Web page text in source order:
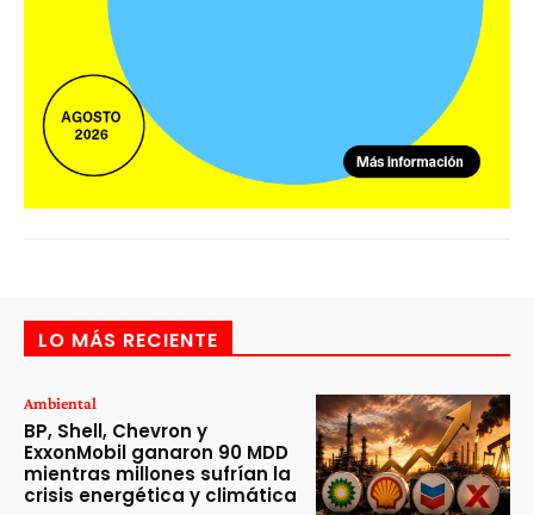
LO MÁS RECIENTE
Ambiental
BP, Shell, Chevron y
ExxonMobil ganaron 90 MDD
mientras millones sufrían la
crisis energética y climática